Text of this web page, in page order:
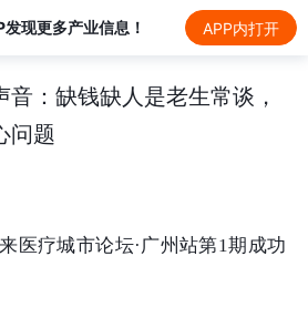
现更多产业信息！ APP内打开
：缺钱缺人是老生常谈，
问题
医疗城市论坛·广州站第1期成功